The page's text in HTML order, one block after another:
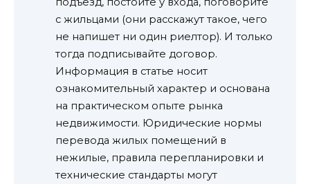
с жильцами (они расскажут такое, чего
не напишет ни один риелтор). И только
тогда подписывайте договор.
Информация в статье носит
ознакомительный характер и основана
на практическом опыте рынка
недвижимости. Юридические нормы
перевода жилых помещений в
нежилые, правила перепланировки и
технические стандарты могут